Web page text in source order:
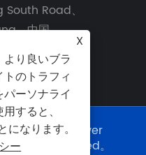
Road、
、中国
Marshine Power
Rights Reserved。
X
り良いブラ
のトラフィ
ーソナライ
すると、
なります。
ー